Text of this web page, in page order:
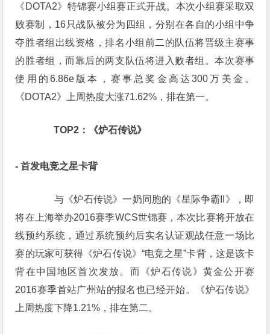
《DOTA2》特锦赛小组赛正式开战。本次小组赛采取双
败赛制，16只战队被分为四组，分别在各自的小组中争
夺胜者组出线资格，排名小组前二的队伍将晋级主赛事
的胜者组，而靠后的两支队伍将进入败者组。本次赛事
使用的6.86e版本，赛事总奖金高达300万美金。
《DOTA2》上周热度大涨71.62%，排在第一。
TOP2：《炉石传说》
- 首发电竞之星卡背
与《炉石传说》一奶同胞的《星际争霸II》，即
将在上海举办2016赛季WCS世锦赛，本次比赛将开放在
线预约系统，通过系统预约后实名认证观战任意一场比
赛的玩家可获得《炉石传说》“电竞之星”卡背，这是该卡
背在中国地区首次发放。而《炉石传说》黄金公开赛
2016赛季首站广州站的报名也已经开始。《炉石传说》
上周热度下降1.21%，排在第二。